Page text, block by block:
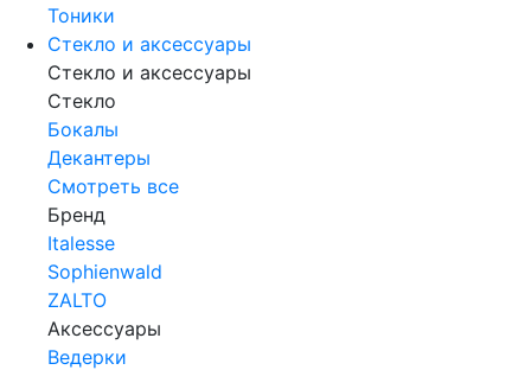
Тоники
Стекло и аксессуары
Стекло и аксессуары
Стекло
Бокалы
Декантеры
Смотреть все
Бренд
Italesse
Sophienwald
ZALTO
Аксессуары
Ведерки